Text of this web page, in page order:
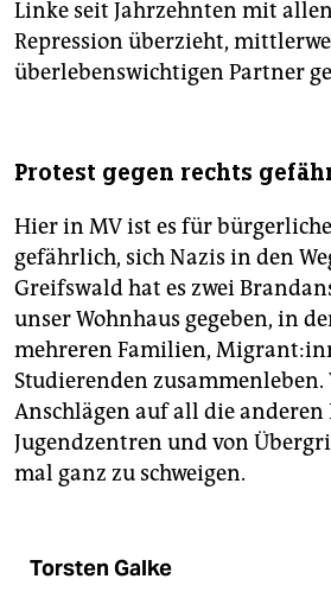
Linke seit Jahrzehnten mit
Repression überzieht,
überlebenswichtigen Partner
Protest gegen rechts
Hier in MV ist es für
gefährlich, sich Nazis in den
Greifswald hat es zwei
unser Wohnhaus gegeben, in
mehreren Familien,
Studierenden zusammenleben.
Anschlägen auf all die anderen
Jugendzentren und von
mal ganz zu schweigen.
Torsten Galke